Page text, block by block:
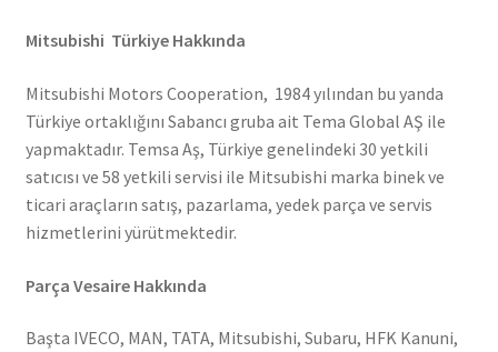
Mitsubishi Türkiye Hakkında
Mitsubishi Motors Cooperation, 1984 yılından bu yanda
Türkiye ortaklığını Sabancı gruba ait Tema Global AŞ ile
yapmaktadır. Temsa Aş, Türkiye genelindeki 30 yetkili
satıcısı ve 58 yetkili servisi ile Mitsubishi marka binek ve
ticari araçların satış, pazarlama, yedek parça ve servis
hizmetlerini yürütmektedir.
Parça Vesaire Hakkında
Başta IVECO, MAN, TATA, Mitsubishi, Subaru, HFK Kanuni,